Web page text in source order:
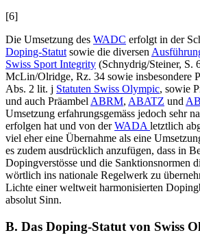
[6]
Die Umsetzung des WADC erfolgt in der
Doping-Statut sowie die diversen
Swiss Sport Integrity (Schnydrig/Steiner, S.
McLin/Olridge, Rz. 34 sowie insbesondere
Abs. 2 lit. j Statuten Swiss Olympic, sowie
und auch Präambel ABRM, ABATZ und
Umsetzung erfahrungsgemäss jedoch sehr
erfolgen hat und von derWADA letztlich
viel eher eine Übernahme als eine
es zudem ausdrücklich anzufügen, dass in
Dopingverstösse und die Sanktionsnormen
wörtlich ins nationale Regelwerk zu
Lichte einer weltweit harmonisierten
absolut Sinn.
B. Das Doping-Statut von Swiss